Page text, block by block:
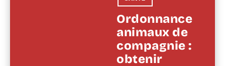
Ordonnance
animaux de
compagnie :
obtenir